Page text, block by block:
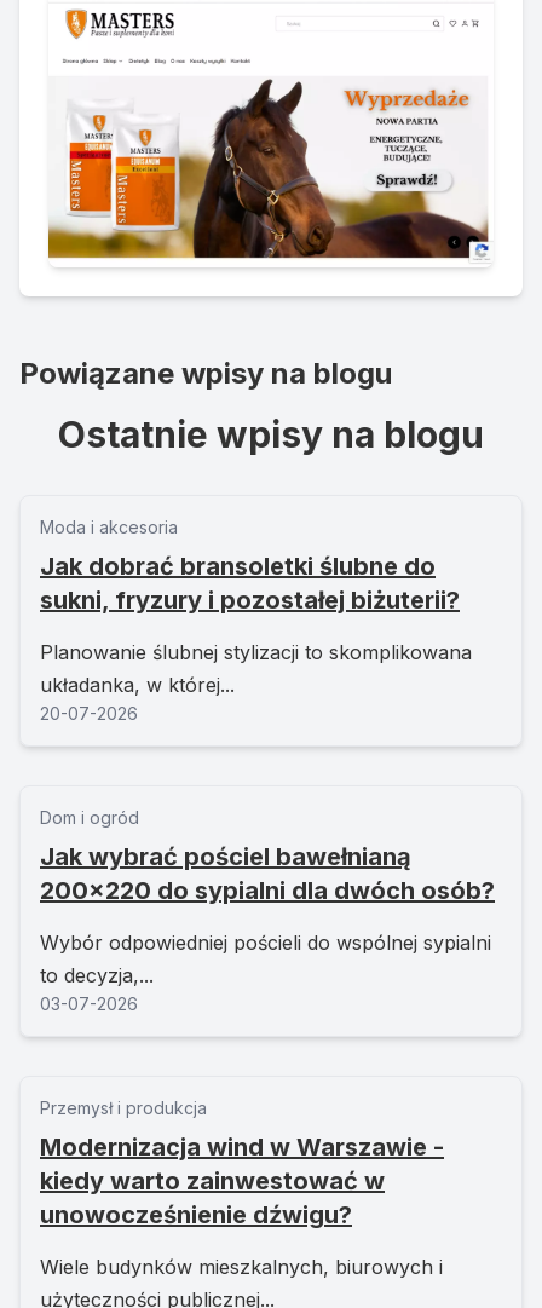
Powiązane wpisy na blogu
Ostatnie wpisy na blogu
Moda i akcesoria
Jak dobrać bransoletki ślubne do
sukni, fryzury i pozostałej biżuterii?
Planowanie ślubnej stylizacji to skomplikowana
układanka, w której...
20-07-2026
Dom i ogród
Jak wybrać pościel bawełnianą
200x220 do sypialni dla dwóch osób?
Wybór odpowiedniej pościeli do wspólnej sypialni
to decyzja,...
03-07-2026
Przemysł i produkcja
Modernizacja wind w Warszawie -
kiedy warto zainwestować w
unowocześnienie dźwigu?
Wiele budynków mieszkalnych, biurowych i
użyteczności publicznej...